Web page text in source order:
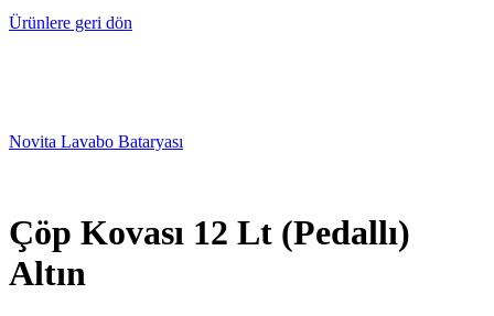
Ürünlere geri dön
Novita Lavabo Bataryası
Çöp Kovası 12 Lt (Pedallı)
Altın